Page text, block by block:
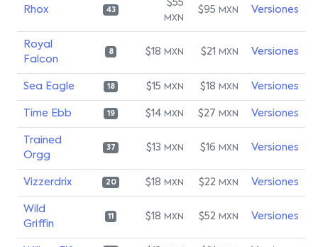
Rhox 43
$55
MXN
$95 MXN Versiones
Royal
Falcon
8 $18 MXN $21 MXN Versiones
Sea Eagle 18 $15 MXN $18 MXN Versiones
Time Ebb 19 $14 MXN $27 MXN Versiones
Trained
Orgg
37 $13 MXN $16 MXN Versiones
Vizzerdrix 20 $18 MXN $22 MXN Versiones
Wild
Griffin
11 $18 MXN $52 MXN Versiones